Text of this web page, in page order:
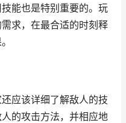
能也是特别重要的。玩
求，在最合适的时刻释
应该详细了解敌人的技
的攻击方法，并相应地